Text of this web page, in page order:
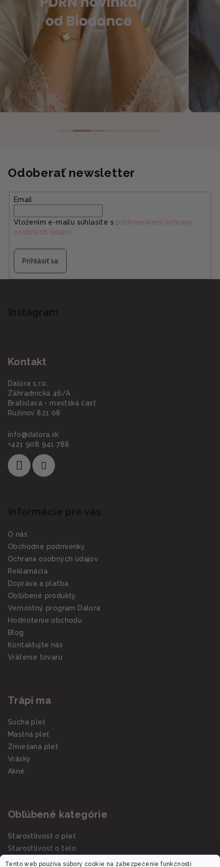
Tento web používa súbory cookie na zabezpečenie funkčnosti
Odoberať newsletter
Email
Vložením e-mailu súhlasíte s podmienkami ochrany
osobných údajov
Prihlásiť sa
Instagram
Kontakt
Dalora s.r.o.
Záhradnícka 46/A
Bratislava - mestská časť
Ružinov 821 08
info@dalora.sk
+421 908 941 788
Informácie pre vás
O nás
Obchodné podmienky
Ochrana osobných údajov
Reklamácia
Doprava a platba
Obľúbené produkty
Vernostný program Dalora
Hodnotenie obchodu
Blog
Kontaktujte nás
Vrátenie tovaru
Trápi ma
Suchá pleť
Mastná pleť
Zmiešaná pleť
Vrásky
Akné
Obľúbené kategórie
Starostlivosť o pleť
Starostlivosť o telo
Slnečná starostlivosť SPF